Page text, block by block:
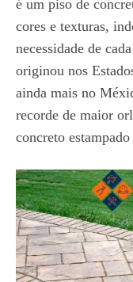
é um piso de
cores e texturas,
necessidade de
originou nos
ainda mais no
recorde de maior
concreto